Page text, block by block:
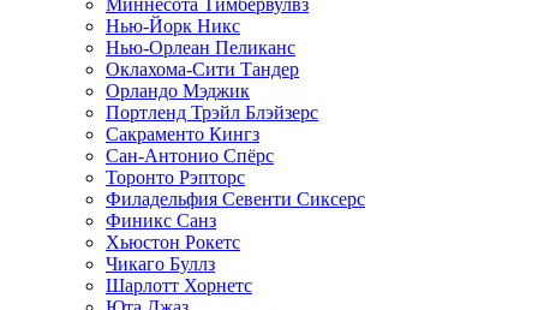
Миннесота Тимбервулвз
Нью-Йорк Никс
Нью-Орлеан Пеликанс
Оклахома-Сити Тандер
Орландо Мэджик
Портленд Трэйл Блэйзерс
Сакраменто Кингз
Сан-Антонио Спёрс
Торонто Рэпторс
Филадельфия Севенти Сиксерс
Финикс Санз
Хьюстон Рокетс
Чикаго Буллз
Шарлотт Хорнетс